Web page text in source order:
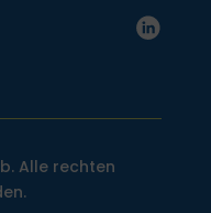
Alle rechten